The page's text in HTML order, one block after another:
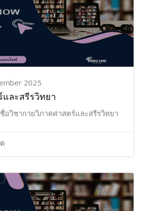
2025
ละสรีรวิทยา
อวิชากายวิภาคศาสตร์และสรีรวิทยา